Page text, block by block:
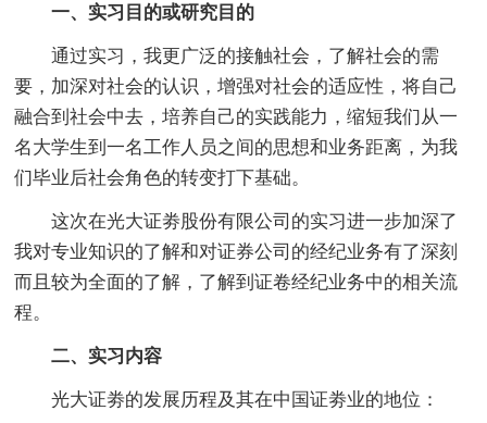
一、实习目的或研究目的
通过实习，我更广泛的接触社会，了解社会的需
要，加深对社会的认识，增强对社会的适应性，将自己
融合到社会中去，培养自己的实践能力，缩短我们从一
名大学生到一名工作人员之间的思想和业务距离，为我
们毕业后社会角色的转变打下基础。
这次在光大证劵股份有限公司的实习进一步加深了
我对专业知识的了解和对证券公司的经纪业务有了深刻
而且较为全面的了解，了解到证卷经纪业务中的相关流
程。
二、实习内容
光大证劵的发展历程及其在中国证劵业的地位：